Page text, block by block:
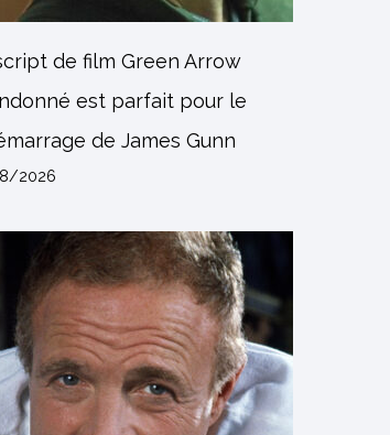
de film Green Arrow
est parfait pour le
de James Gunn
2026